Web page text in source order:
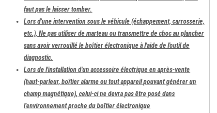
faut pas le laisser tomber.
Lors d'une intervention sous le véhicule (échappement, carrosserie,
etc.), Ne pas utiliser de marteau ou transmettre de choc au plancher
sans avoir verrouillé le boîtier électronique à l'aide de l'outil de
diagnostic.
Lors de l'installation d'un accessoire électrique en après-vente
(haut-parleur, boîtier alarme ou tout appareil pouvant générer un
champ magnétique), celui-ci ne devra pas être posé dans
l'environnement proche du boîtier électronique